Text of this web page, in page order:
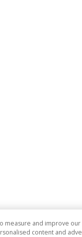
measure and improve our
content and